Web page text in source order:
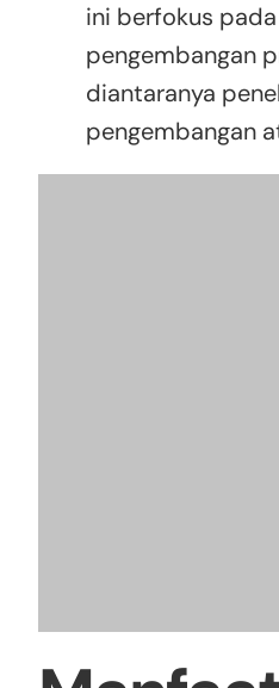
ini berfokus
pengembangan
diantaranya
pengembangan